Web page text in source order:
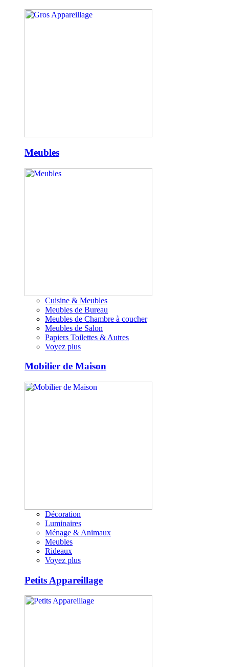
Meubles
Cuisine & Meubles
Meubles de Bureau
Meubles de Chambre à coucher
Meubles de Salon
Papiers Toilettes & Autres
Voyez plus
Mobilier de Maison
Décoration
Luminaires
Ménage & Animaux
Meubles
Rideaux
Voyez plus
Petits Appareillage